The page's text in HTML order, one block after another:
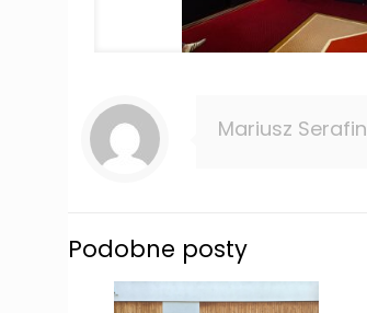
Mariusz Serafin
Podobne posty